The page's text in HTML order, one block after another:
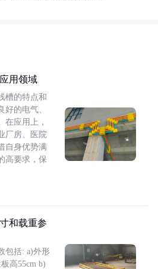
用领域
槽的特点和
好的电气、
在应用上，
厂房、医院
自身优势满
高要求，保
和载重参
包括: a)外形
高55cm b)